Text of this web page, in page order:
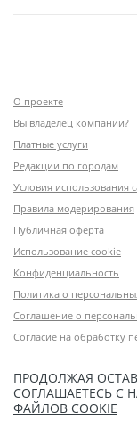
О проекте
Вы владелец компании?
Платные услуги
Редакции по городам
Условия использования
Правила модерирования
Публичная оферта
Использование cookie
Конфиденциальность
Политика о
Соглашение о
Согласие на обработку
ПРОДОЛЖАЯ
СОГЛАШАЕТЕСЬ С
ФАЙЛОВ COOKIE